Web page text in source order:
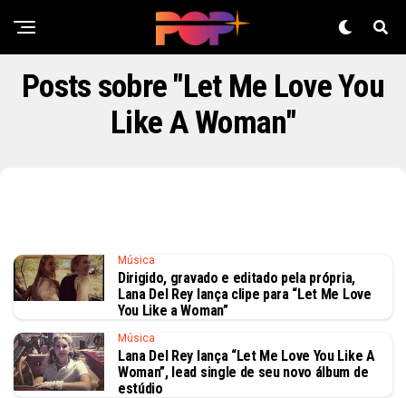
Posts sobre "Let Me Love You
Like A Woman"
Música
Dirigido, gravado e editado pela própria,
Lana Del Rey lança clipe para “Let Me Love
You Like a Woman”
Música
Lana Del Rey lança “Let Me Love You Like A
Woman”, lead single de seu novo álbum de
estúdio